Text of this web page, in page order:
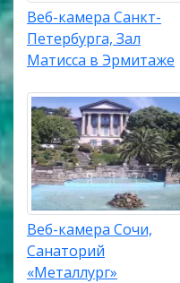
Веб-камера Санкт-
Петербурга, Зал
Матисса в Эрмитаже
Веб-камера Сочи,
Санаторий
«Металлург»